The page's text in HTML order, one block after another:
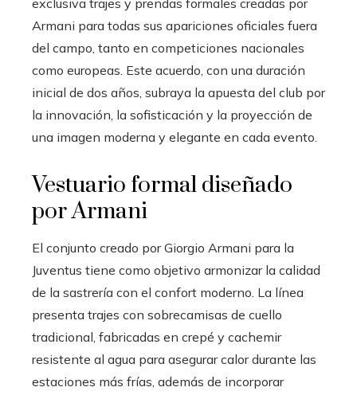
exclusiva trajes y prendas formales creadas por
Armani para todas sus apariciones oficiales fuera
del campo, tanto en competiciones nacionales
como europeas. Este acuerdo, con una duración
inicial de dos años, subraya la apuesta del club por
la innovación, la sofisticación y la proyección de
una imagen moderna y elegante en cada evento.
Vestuario formal diseñado
por Armani
El conjunto creado por Giorgio Armani para la
Juventus tiene como objetivo armonizar la calidad
de la sastrería con el confort moderno. La línea
presenta trajes con sobrecamisas de cuello
tradicional, fabricadas en crepé y cachemir
resistente al agua para asegurar calor durante las
estaciones más frías, además de incorporar